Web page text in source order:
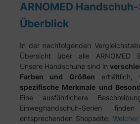
ARNOMED
Überblick
In der nachfolgenden
Übersicht über alle ARNOMED
Unsere Handschuhe sind in
Farben und Größen erhältlich,
spezifische Merkmale und
Eine ausführlichere
Einweghandschuh-Serien
entsprechenden Shopseite: